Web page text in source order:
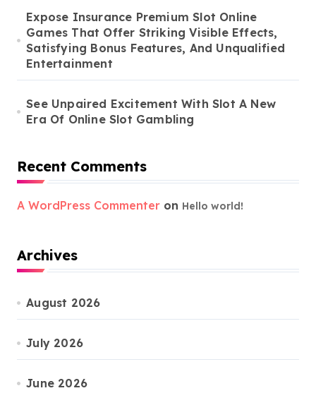
Expose Insurance Premium Slot Online
Games That Offer Striking Visible Effects,
Satisfying Bonus Features, And Unqualified
Entertainment
See Unpaired Excitement With Slot A New
Era Of Online Slot Gambling
Recent Comments
A WordPress Commenter on Hello world!
Archives
August 2026
July 2026
June 2026